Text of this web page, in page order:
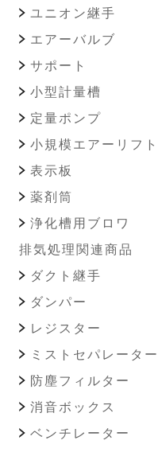
ユニオン継手
エアーバルブ
サポート
小型計量槽
定量ポンプ
小規模エアーリフト
表示板
薬剤筒
浄化槽用ブロワ
排気処理関連商品
ダクト継手
ダンパー
レジスター
ミストセパレーター
防塵フィルター
消音ボックス
ベンチレーター